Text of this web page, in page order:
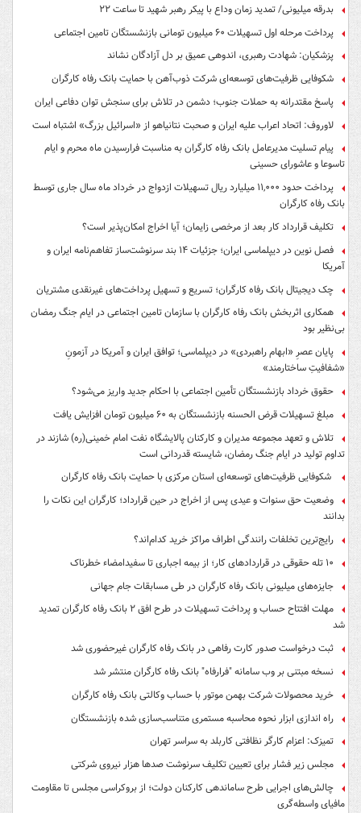
بدرقه میلیونی/ تمدید زمان وداع با پیکر رهبر شهید تا ساعت ۲۲
پرداخت مرحله اول تسهیلات ۶۰ میلیون تومانی بازنشستگان تامین اجتماعی
پزشکیان: شهادت رهبری، اندوهی عمیق بر دل آزادگان نشاند
شکوفایی ظرفیت‌های توسعه‌ای شرکت ذوب‌آهن با حمایت‌ بانک رفاه کارگران
پاسخ مقتدرانه به حملات جنوب؛ دشمن در تلاش برای سنجش توان دفاعی ایران
لاوروف: اتحاد اعراب علیه ایران و صحبت نتانیاهو از «اسرائیل بزرگ» اشتباه است
پیام تسلیت مدیرعامل بانک رفاه کارگران به مناسبت فرارسیدن ماه محرم و ایام
تاسوعا و عاشورای حسینی
پرداخت حدود ۱۱,۰۰۰ میلیارد ریال تسهیلات ازدواج در خرداد ماه سال جاری توسط
بانک رفاه کارگران
تکلیف قرارداد کار بعد از مرخصی زایمان؛ آیا اخراج امکان‌پذیر است؟
فصل نوین در دیپلماسی ایران؛ جزئیات ۱۴ بند سرنوشت‌ساز تفاهم‌نامه ایران و
آمریکا
چک دیجیتال بانک رفاه کارگران؛ تسریع و تسهیل پرداخت‌های غیرنقدی مشتریان
همکاری اثربخش بانک رفاه کارگران با سازمان تامین اجتماعی در ایام جنگ رمضان
بی‌نظیر بود
پایان عصرِ «ابهام راهبردی» در دیپلماسی؛ توافق ایران و آمریکا در آزمونِ
«شفافیتِ ساختارمند»
حقوق خرداد بازنشستگان تأمین اجتماعی با احکام جدید واریز می‌شود؟
مبلغ تسهیلات قرض الحسنه بازنشستگان به ۶۰ میلیون تومان افزایش یافت
تلاش و تعهد مجموعه مدیران و کارکنان پالایشگاه نفت امام خمینی(ره) شازند در
تداوم تولید در ایام جنگ رمضان، شایسته قدردانی است
شکوفایی ظرفیت‌های توسعه‌ای استان مرکزی با حمایت بانک رفاه کارگران
وضعیت حق سنوات و عیدی پس از اخراج در حین قرارداد؛ کارگران این نکات را
بدانند
رایج‌ترین تخلفات رانندگی اطراف مراکز خرید کدام‌اند؟
۱۰ تله حقوقی در قراردادهای کار؛ از بیمه اجباری تا سفیدامضاء خطرناک
جایزه‌های میلیونی بانک رفاه کارگران در طی مسابقات جام جهانی
مهلت افتتاح حساب و پرداخت تسهیلات در طرح افق ۲ بانک رفاه کارگران تمدید
شد
ثبت درخواست صدور کارت رفاهی در بانک رفاه کارگران غیرحضوری شد
نسخه مبتنی بر وب سامانه "فرارفاه" بانک رفاه کارگران منتشر شد
خرید محصولات شرکت بهمن موتور با حساب وکالتی بانک رفاه کارگران
راه اندازی ابزار نحوه محاسبه مستمری متناسب‌سازی شده بازنشستگان
تمیزک: اعزام کارگر نظافتی کاربلد به سراسر تهران
مجلس زیر فشار برای تعیین تکلیف سرنوشت صدها هزار نیروی شرکتی
چالش‌های اجرایی طرح ساماندهی کارکنان دولت؛ از بروکراسی مجلس تا مقاومت
مافیای واسطه‌گری